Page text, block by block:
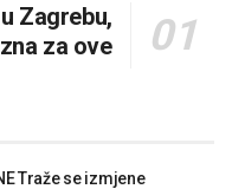
Zagrebu,
za ove
Traže se izmjene